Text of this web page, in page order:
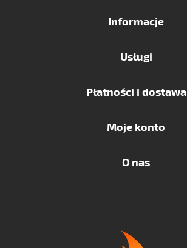
Informacje
Usługi
Płatności i dostawa
Moje konto
O nas